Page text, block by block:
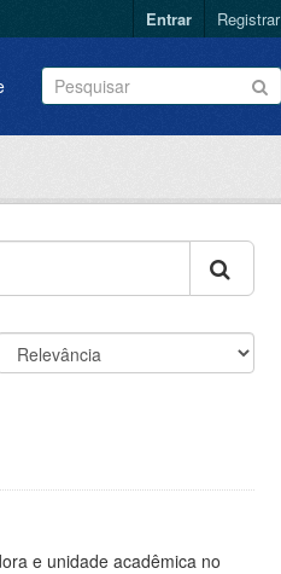
Entrar Registrar
e unidade acadêmica no